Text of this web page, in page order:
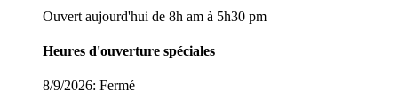
Ouvert aujourd'hui de 8h am à 5h30 pm
Heures d'ouverture spéciales
8/9/2026: Fermé